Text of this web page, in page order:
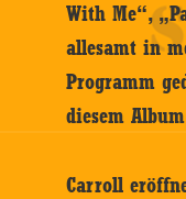
With Me“,
allesamt in
Programm
diesem
Carroll